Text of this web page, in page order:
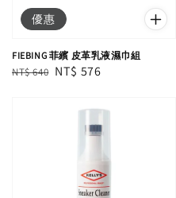
優惠
FIEBING 菲繽 皮革乳液濕巾組
Regular
NT$ 640 Sale
NT$ 576